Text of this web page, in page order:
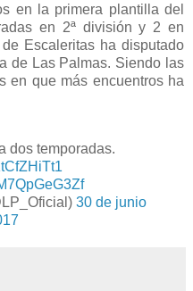
en la primera plantilla del
en 2ª división y 2 en
Escaleritas ha disputado
de Las Palmas. Siendo las
en que más encuentros ha
dos temporadas.
30 de junio